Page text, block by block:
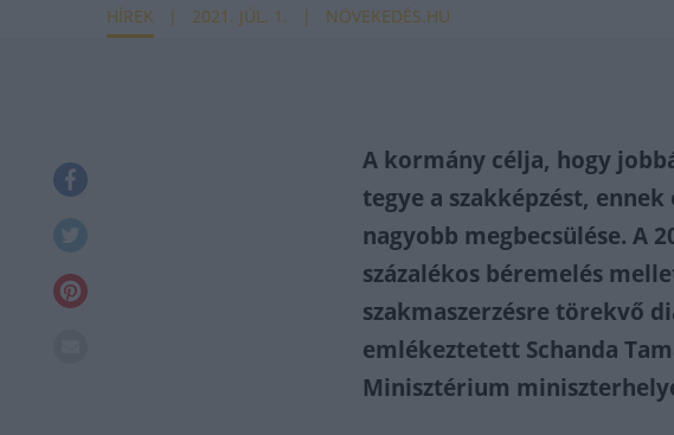
HÍREK 2021. JÚL. 1. NÖVEKEDÉS.HU
A kormány célja, hogy
tegye a szakképzést,
nagyobb megbecsülése. A
százalékos béremelés
szakmaszerzésre törekvő
emlékeztetett Schanda
Minisztérium